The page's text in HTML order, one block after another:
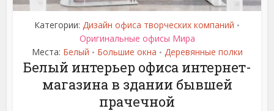
Категории: Дизайн офиса творческих компаний •
Оригинальные офисы Мира
Места: Белый • Большие окна • Деревянные полки
Белый интерьер офиса интернет-
магазина в здании бывшей
прачечной